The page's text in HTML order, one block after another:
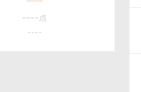
---- 点
----